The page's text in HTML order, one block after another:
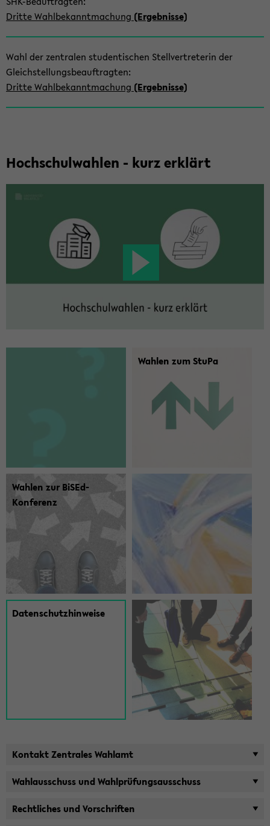
Drit­te Wahl­be­kannt­ma­chung (Er­geb­nis­se)
Wahl der zen­tra­len stu­den­ti­schen Stell­ver­tre­te­rin der
Gleich­stel­lungs­be­auf­trag­ten:
Drit­te Wahl­be­kannt­ma­chung (Er­geb­nis­se)
Hoch­schul­wah­len - kurz er­klärt
Wah­len zum StuPa
Wah­len zur BiSEd-​
Konferenz
Da­ten­schutz­hin­wei­se
Kon­takt Zen­tra­les Wahl­amt
Wahl­aus­schuss und Wahl­prü­fungs­aus­schuss
Recht­li­ches und Vor­schrif­ten